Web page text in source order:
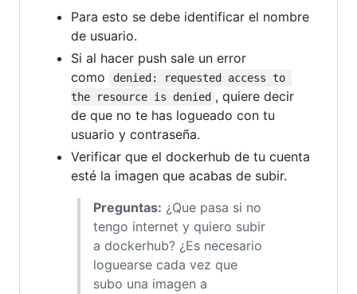
Para esto se debe identificar el nombre
de usuario.
Si al hacer push sale un error
como
denied: requested access to
the resource is denied , quiere decir
de que no te has logueado con tu
usuario y contraseña.
Verificar que el dockerhub de tu cuenta
esté la imagen que acabas de subir.
Preguntas: ¿Que pasa si no
tengo internet y quiero subir
a dockerhub? ¿Es necesario
loguearse cada vez que
subo una imagen a